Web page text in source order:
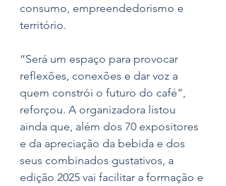
consumo, empreendedorismo e
território.
“Será um espaço para provocar
reflexões, conexões e dar voz a
quem constrói o futuro do café”,
reforçou. A organizadora listou
ainda que, além dos 70 expositores
e da apreciação da bebida e dos
seus combinados gustativos, a
edição 2025 vai facilitar a formação e